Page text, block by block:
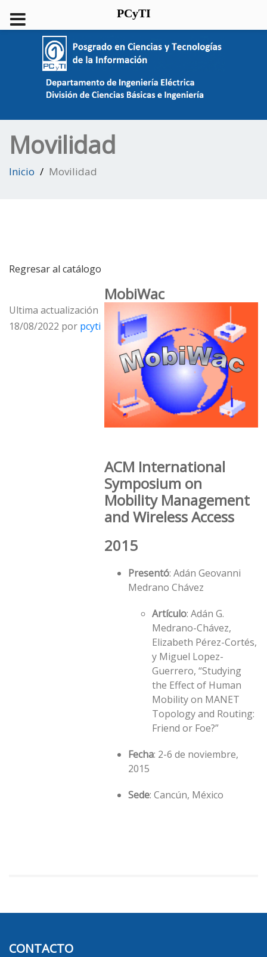
Movilidad
Inicio Movilidad
Regresar al catálogo
MobiWac
ACM International
Symposium on
Mobility Management
and Wireless Access
2015
Presentó: Adán Geovanni
Medrano Chávez
Artículo: Adán G.
Medrano-Chávez,
Elizabeth Pérez-Cortés,
y Miguel Lopez-
Guerrero, “Studying
the Effect of Human
Mobility on MANET
Topology and Routing:
Friend or Foe?”
Fecha: 2-6 de noviembre,
2015
Sede: Cancún, México
Ultima actualización
18/08/2022 por pcyti
CONTACTO
PCyTI